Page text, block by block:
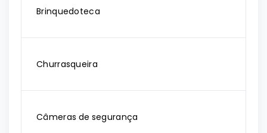
Brinquedoteca
Churrasqueira
Câmeras de segurança